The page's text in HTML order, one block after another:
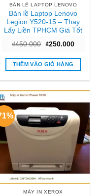
BẢN LỀ LAPTOP LENOVO
Bản lề Laptop Lenovo
Legion Y520-15 – Thay
Lấy Liền TPHCM Giá Tốt
₫450.000 Giá
là:
₫450.000.
₫250.000Giá
tại
THÊM VÀO GIỎ HÀNG
MÁY IN XEROX